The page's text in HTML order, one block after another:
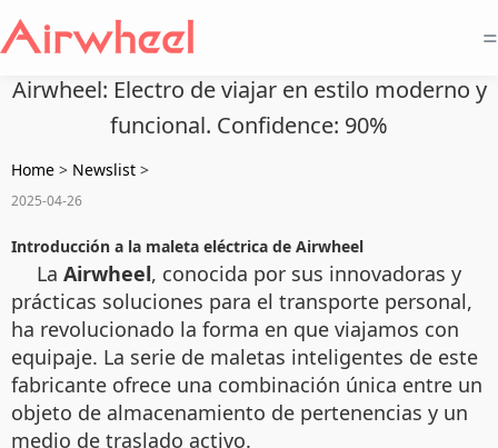
=
Airwheel: Electro de viajar en estilo moderno y
funcional. Confidence: 90%
Home > Newslist >
2025-04-26
Introducción a la maleta eléctrica de Airwheel
La Airwheel, conocida por sus innovadoras y
prácticas soluciones para el transporte personal,
ha revolucionado la forma en que viajamos con
equipaje. La serie de maletas inteligentes de este
fabricante ofrece una combinación única entre un
objeto de almacenamiento de pertenencias y un
medio de traslado activo.